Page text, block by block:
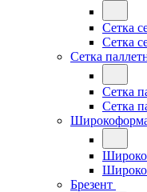
Сетка
Сетка
Сетка
Сетка
Сетка
Брезент